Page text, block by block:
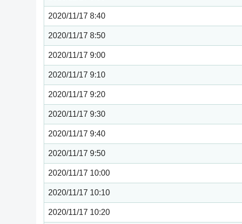
2020/11/17 8:40
2020/11/17 8:50
2020/11/17 9:00
2020/11/17 9:10
2020/11/17 9:20
2020/11/17 9:30
2020/11/17 9:40
2020/11/17 9:50
2020/11/17 10:00
2020/11/17 10:10
2020/11/17 10:20